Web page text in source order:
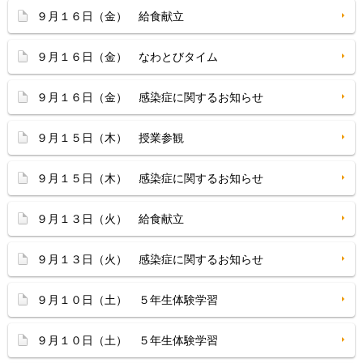
９月１６日（金） 給食献立
９月１６日（金） なわとびタイム
９月１６日（金） 感染症に関するお知らせ
９月１５日（木） 授業参観
９月１５日（木） 感染症に関するお知らせ
９月１３日（火） 給食献立
９月１３日（火） 感染症に関するお知らせ
９月１０日（土） ５年生体験学習
９月１０日（土） ５年生体験学習